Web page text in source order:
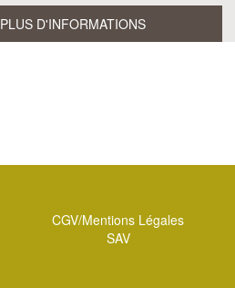
PLUS D'INFORMATIONS
CGV/Mentions Légales
SAV